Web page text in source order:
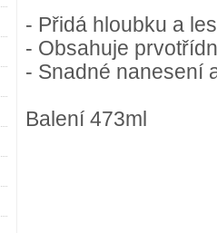
- Přidá hloubku a
- Obsahuje
- Snadné nanesení
Balení 473ml